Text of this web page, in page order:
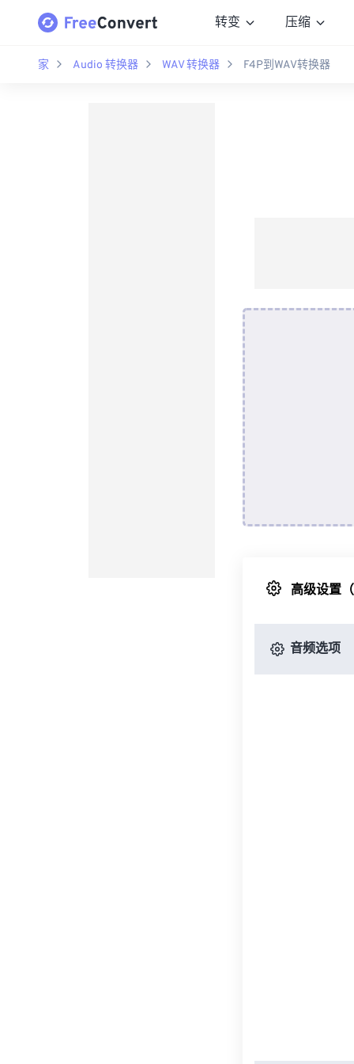
转变 压缩
家 Audio 转换器 WAV 转换器 F4P到WAV转换器
高级设置
音频选项